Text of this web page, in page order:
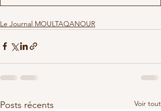
Le Journal MOULTAQANOUR
Posts récents Voir tout